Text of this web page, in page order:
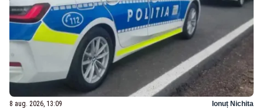
8 aug. 2026, 13:09 Ionuț Nichita